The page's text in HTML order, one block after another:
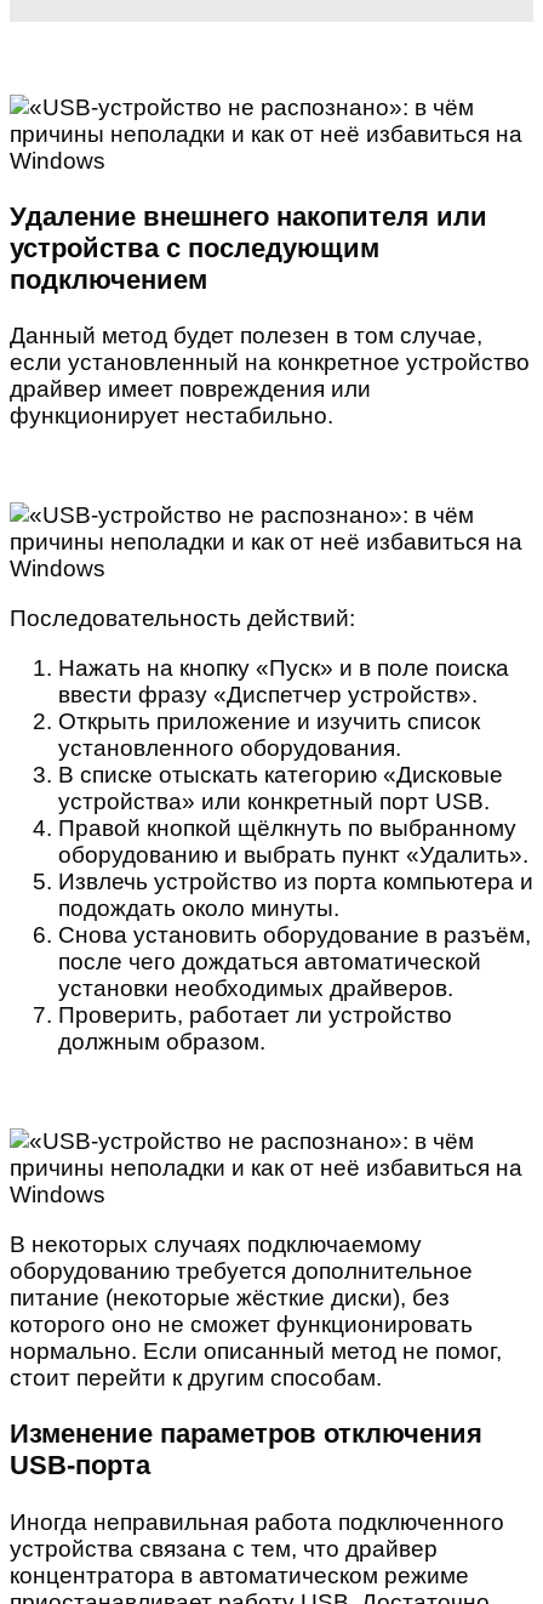
Удаление внешнего накопителя или
устройства с последующим
подключением
Данный метод будет полезен в том случае,
если установленный на конкретное устройство
драйвер имеет повреждения или
функционирует нестабильно.
Последовательность действий:
Нажать на кнопку «Пуск» и в поле поиска
ввести фразу «Диспетчер устройств».
Открыть приложение и изучить список
установленного оборудования.
В списке отыскать категорию «Дисковые
устройства» или конкретный порт USB.
Правой кнопкой щёлкнуть по выбранному
оборудованию и выбрать пункт «Удалить».
Извлечь устройство из порта компьютера и
подождать около минуты.
Снова установить оборудование в разъём,
после чего дождаться автоматической
установки необходимых драйверов.
Проверить, работает ли устройство
должным образом.
В некоторых случаях подключаемому
оборудованию требуется дополнительное
питание (некоторые жёсткие диски), без
которого оно не сможет функционировать
нормально. Если описанный метод не помог,
стоит перейти к другим способам.
Изменение параметров отключения
USB-порта
Иногда неправильная работа подключенного
устройства связана с тем, что драйвер
концентратора в автоматическом режиме